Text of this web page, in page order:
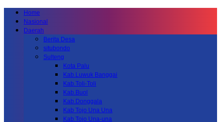
Home
Nasional
Daerah
Berita Desa
situbondo
Sulteng
Kota Palu
Kab.Luwuk Banggai
Kab.Toli-Toli
Kab.Buol
Kab.Donggala
Kab Tojo Una Una
Kab.Tojo Una-una